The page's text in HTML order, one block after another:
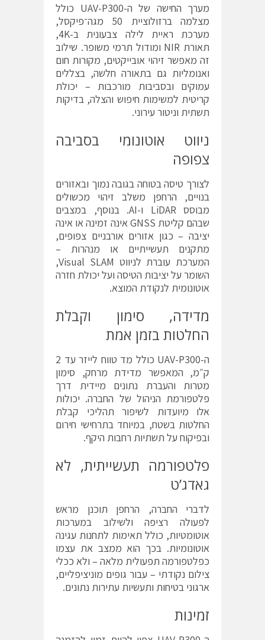
מערך החישה של ה-UAV-P300 כולל
מצלמה ברזולוציית 50 מגה־פיקסל,
מערכת ראיית לילה צבעונית ב-4K,
תאורת NIR ומודול תרמי משופר. שילוב
זה מאפשר זיהוי אובייקטים, מקורות חום
ואנומליות גם בתאורה חלשה, בצללים
עמוקים ובסביבות מורכבות – יכולת
קריטית למשימות חיפוש והצלה, בדיקות
תשתית וניטור עירוני.
ניווט אוטונומי בסביבה
צפופה
לצורך טיסה בטוחה בגובה נמוך ובאזורים
בנויים, הרחפן משלב זיהוי מכשולים
מבוסס LiDAR ו-AI. בנוסף, במצבים
שבהם קליטת GNSS אינה זמינה או אינה
יציבה – כגון אזורים אורבניים צפופים,
מתקנים תעשייתיים או מנהרות –
המערכת עוברת לניווט Visual SLAM,
השומר על יציבות הטיסה ועל יכולת חזרה
אוטונומית לנקודת המוצא.
מדידה, סימון וקבלת
החלטות בזמן אמת
ה-UAV-P300 כולל מד טווח לייזר עד 2
ק״מ, המאפשר מדידת מרחק, סימון
מטרות והעברת נתונים מיידית דרך
פלטפורמת הניהול של החברה. יכולות
אלו מיועדות לשיפור תהליכי קבלת
החלטות בשטח, במיוחד בתרחישי חירום
ובפיקוח על תשתיות רחבות היקף.
פלטפורמה תעשייתית, לא
גאדג’ט
לדברי החברה, הרחפן תוכנן מראש
לפעולה רציפה ולשילוב במערכות
אוטומטיות, כולל תאימות לתחנות עגינה
אוטונומיות. בכך הוא ממצב את עצמו
כפלטפורמה תפעולית מלאה – ולא ככלי
צילום נקודתי – עבור גופים מוניציפליים,
ארגוני בטיחות ותעשיות עתירות נתונים.
זמינות